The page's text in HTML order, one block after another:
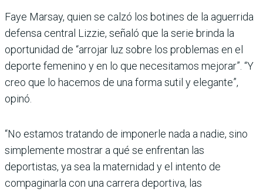
Faye Marsay, quien se calzó los botines de la aguerrida
defensa central Lizzie, señaló que la serie brinda la
oportunidad de “arrojar luz sobre los problemas en el
deporte femenino y en lo que necesitamos mejorar”. “Y
creo que lo hacemos de una forma sutil y elegante”,
opinó.
“No estamos tratando de imponerle nada a nadie, sino
simplemente mostrar a qué se enfrentan las
deportistas, ya sea la maternidad y el intento de
compaginarla con una carrera deportiva, las